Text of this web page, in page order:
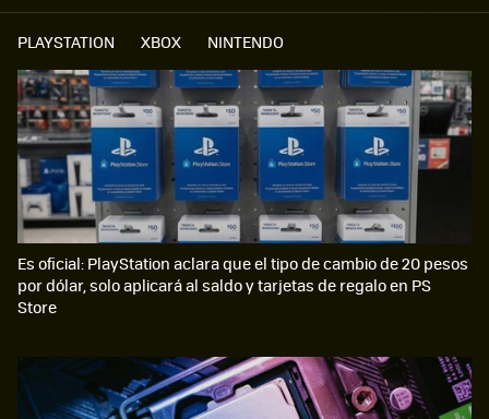
PLAYSTATION XBOX NINTENDO
Es oficial: PlayStation aclara que el tipo de cambio de 20 pesos
por dólar, solo aplicará al saldo y tarjetas de regalo en PS
Store